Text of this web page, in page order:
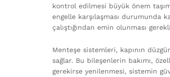
kontrol edilmesi büyük önem
engelle karşılaşması durumunda
çalıştığından emin olunması
Menteşe sistemleri, kapının
sağlar. Bu bileşenlerin bakımı,
gerekirse yenilenmesi, sistemin